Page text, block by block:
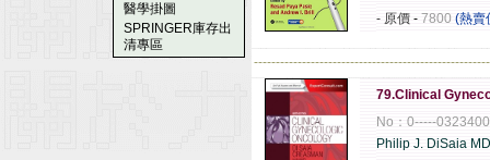
醫學掛圖
SPRINGER庫存出
清專區
- 原價 - 7800 (熱賣
79.Clinical
No：0-----
Philip J. DiSaia MD